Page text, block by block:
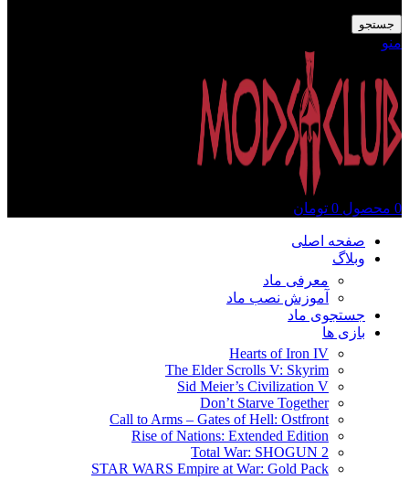
جستجو
منو
0 محصول 0 تومان
صفحه اصلی
وبلاگ
معرفی ماد
آموزش نصب ماد
جستجوی ماد
بازی ها
Hearts of Iron IV
The Elder Scrolls V: Skyrim
Sid Meier’s Civilization V
Don’t Starve Together
Call to Arms – Gates of Hell: Ostfront
Rise of Nations: Extended Edition
Total War: SHOGUN 2
STAR WARS Empire at War: Gold Pack